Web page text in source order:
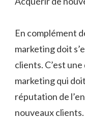
En complément
marketing doit
clients. C’est
marketing qui
réputation de
nouveaux